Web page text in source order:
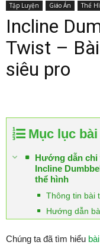
Tập Luyện Giáo Án Thể
Incline
Twist –
siêu pro
Mục lục
Hướng dẫn
Incline
thể hình
Thông tin bài
Hướng dẫn
Chúng ta đã tìm hiểu